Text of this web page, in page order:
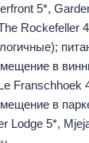
5*,
Rockefeller
в
Franschhoek
в
Lodge 5*,